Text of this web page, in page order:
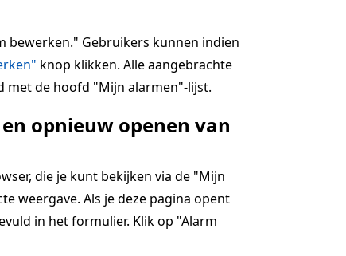
bewerken." Gebruikers kunnen indien
knop klikken. Alle aangebrachte
met de hoofd "Mijn alarmen"-lijst.
opnieuw openen van
die je kunt bekijken via de "Mijn
weergave. Als je deze pagina opent
in het formulier. Klik op "Alarm